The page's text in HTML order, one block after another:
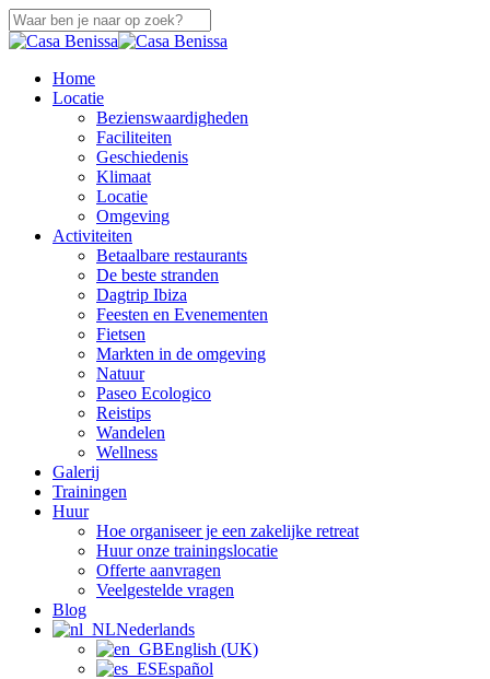
Overslaan
naar
Sluiten
zoek
Menu
Home
Locatie
Bezienswaardigheden
Faciliteiten
Geschiedenis
Klimaat
Locatie
Omgeving
Activiteiten
Betaalbare restaurants
De beste stranden
Dagtrip Ibiza
Feesten en Evenementen
Fietsen
Markten in de omgeving
Natuur
Paseo Ecologico
Reistips
Wandelen
Wellness
Galerij
Trainingen
Huur
Hoe organiseer je een zakelijke retreat
Huur onze trainingslocatie
Offerte aanvragen
Veelgestelde vragen
Blog
Nederlands
English (UK)
Español